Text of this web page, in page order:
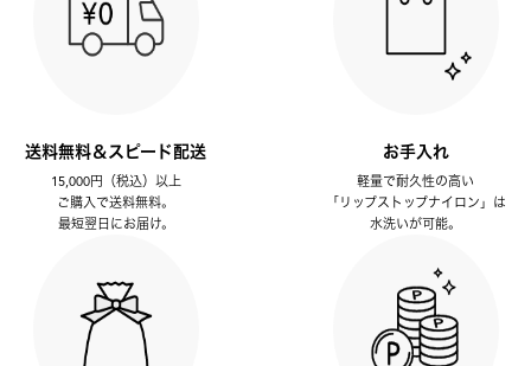
送料無料＆スピード配送
15,000円（税込）以上
ご購入で送料無料。
最短翌日にお届け。
お手入れ
軽量で耐久性の高い
「リップストップナイロン」は
水洗いが可能。